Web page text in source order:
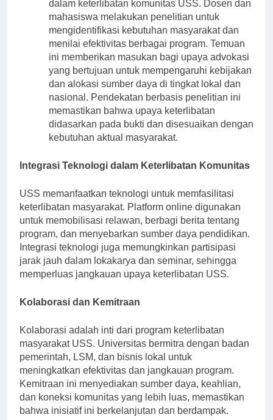
dalam keterlibatan komunitas USS. Dosen dan
mahasiswa melakukan penelitian untuk
mengidentifikasi kebutuhan masyarakat dan
menilai efektivitas berbagai program. Temuan
ini memberikan masukan bagi upaya advokasi
yang bertujuan untuk mempengaruhi kebijakan
dan alokasi sumber daya di tingkat lokal dan
nasional. Pendekatan berbasis penelitian ini
memastikan bahwa upaya keterlibatan
didasarkan pada bukti dan disesuaikan dengan
kebutuhan aktual masyarakat.
Integrasi Teknologi dalam Keterlibatan Komunitas
USS memanfaatkan teknologi untuk memfasilitasi
keterlibatan masyarakat. Platform online digunakan
untuk memobilisasi relawan, berbagi berita tentang
program, dan menyebarkan sumber daya pendidikan.
Integrasi teknologi juga memungkinkan partisipasi
jarak jauh dalam lokakarya dan seminar, sehingga
memperluas jangkauan upaya keterlibatan USS.
Kolaborasi dan Kemitraan
Kolaborasi adalah inti dari program keterlibatan
masyarakat USS. Universitas bermitra dengan badan
pemerintah, LSM, dan bisnis lokal untuk
meningkatkan efektivitas dan jangkauan program.
Kemitraan ini menyediakan sumber daya, keahlian,
dan koneksi komunitas yang lebih luas, memastikan
bahwa inisiatif ini berkelanjutan dan berdampak.